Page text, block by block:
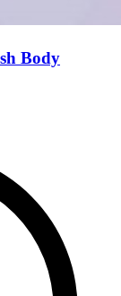
Body